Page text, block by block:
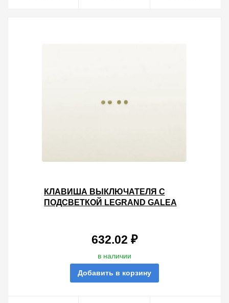
КЛАВИША ВЫКЛЮЧАТЕЛЯ С
ПОДСВЕТКОЙ LEGRAND GALEA
632.02 ₽
в наличии
Добавить в корзину